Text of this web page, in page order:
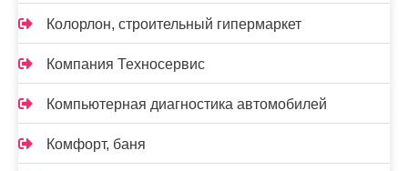
Колорлон, строительный гипермаркет
Компания Техносервис
Компьютерная диагностика автомобилей
Комфорт, баня